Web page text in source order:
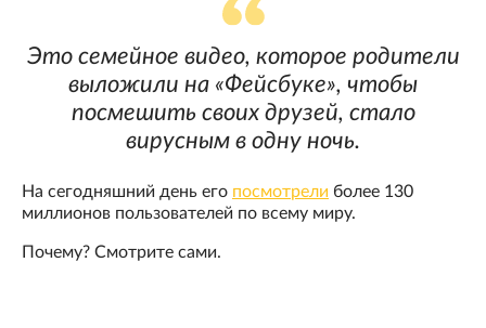
Это семейное видео, которое родители
выложили на «Фейсбуке», чтобы
посмешить своих друзей, стало
вирусным в одну ночь.
На сегодняшний день его посмотрели более 130
миллионов пользователей по всему миру.
Почему? Смотрите сами.